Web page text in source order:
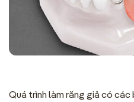
Quá trình làm răng giả có